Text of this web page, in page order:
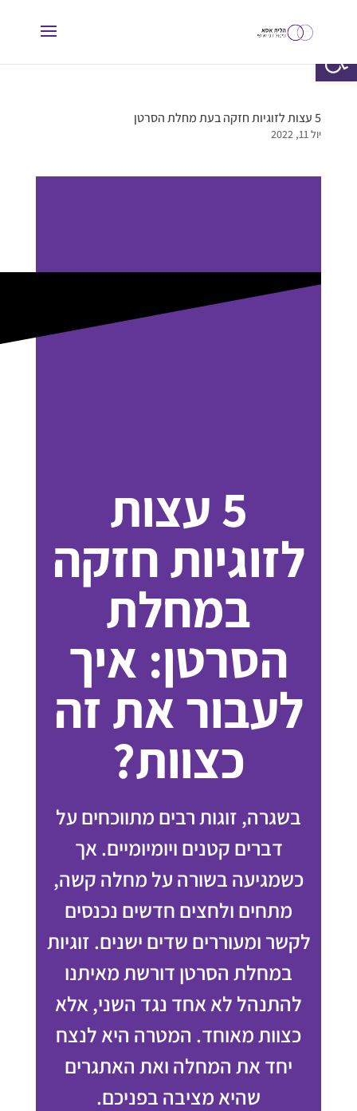
5 עצות לזוגיות חזקה בעת מחלת הסרטן
יול 11, 2022
5 עצות
לזוגיות חזקה
במחלת
הסרטן: איך
לעבור את זה
כצוות?
בשגרה, זוגות רבים מתווכחים על
דברים קטנים ויומיומיים. אך
כשמגיעה בשורה על מחלה קשה,
מתחים ולחצים חדשים נכנסים
לקשר ומעוררים שדים ישנים. זוגיות
במחלת הסרטן דורשת מאיתנו
להתנהל לא אחד נגד השני, אלא
כצוות מאוחד. המטרה היא לנצח
יחד את המחלה ואת האתגרים
שהיא מציבה בפניכם.
פתח סרגל נגישות